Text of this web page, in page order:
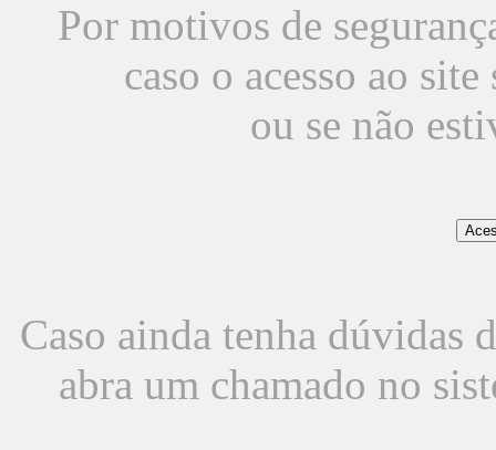
Por motivos de
caso o acesso ao
ou se não
Caso ainda tenha dúvidas
abra um chamado no